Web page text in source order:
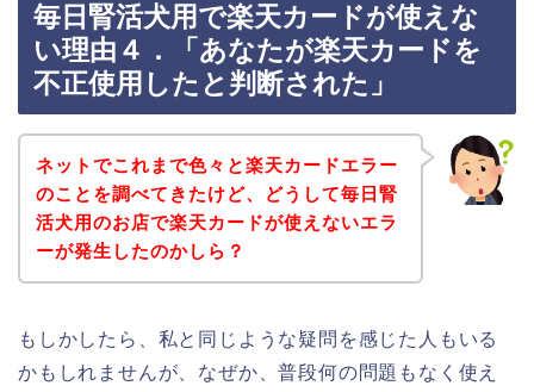
毎日腎活犬用で楽天カードが使えな
い理由４．「あなたが楽天カードを
不正使用したと判断された」
ネットでこれまで色々と楽天カードエラー
のことを調べてきたけど、どうして毎日腎
活犬用のお店で楽天カードが使えないエラ
ーが発生したのかしら？
もしかしたら、私と同じような疑問を感じた人もいる
かもしれませんが、なぜか、普段何の問題もなく使え